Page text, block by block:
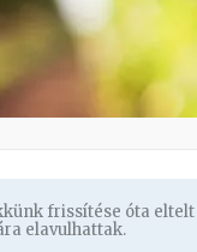
frissítése óta eltelt
elavulhattak.